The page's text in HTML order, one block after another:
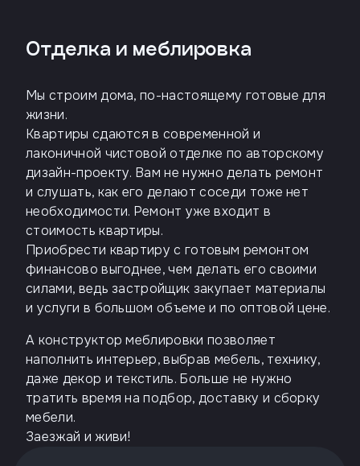
Отделка и меблировка
Мы строим дома, по-настоящему готовые для
жизни.
Квартиры сдаются в современной и
лаконичной чистовой отделке по авторскому
дизайн-проекту. Вам не нужно делать ремонт
и слушать, как его делают соседи тоже нет
необходимости. Ремонт уже входит в
стоимость квартиры.
Приобрести квартиру с готовым ремонтом
финансово выгоднее, чем делать его своими
силами, ведь застройщик закупает материалы
и услуги в большом объеме и по оптовой цене.
А конструктор меблировки позволяет
наполнить интерьер, выбрав мебель, технику,
даже декор и текстиль. Больше не нужно
тратить время на подбор, доставку и сборку
мебели.
Заезжай и живи!